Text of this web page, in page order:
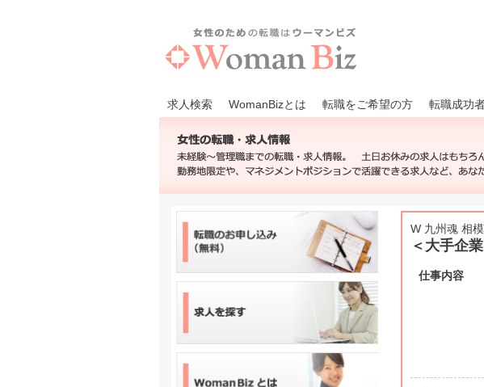
求人検索 WomanBizとは 転職をご希望の方 転職成功
W 九州魂 相
＜大手企
仕事内容